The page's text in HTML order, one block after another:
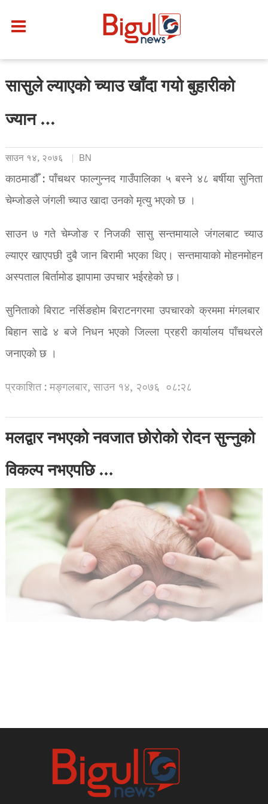
सासुले ल्याएको च्याउ खाँदा गयो बुहारीको
ज्यान …
साउन १४, २०७६ BN
काठमाडौँ : पाँचथर फाल्गुन्नद गाउँपालिका ५ बस्ने ४८ बर्षीया सुनिता
चेम्जोङले जंगली च्याउ खादा उनको मृत्यु भएको छ ।
साउन ७ गते चेम्जोङ र निजकी सासु सन्तमायाले जंगलबाट च्याउ
ल्याएर खाएपछी दुबै जान बिरामी भएका थिए। सन्तमायाको मोहनमोहन
अस्पताल बिर्तामोड झापामा उपचार भईरहेको छ।
सुनिताको बिराट नर्सिङहोम बिराटनगरमा उपचारको क्रममा मंगलबार
बिहान साढे ४ बजे निधन भएको जिल्ला प्रहरी कार्यालय पाँचथरले
जनाएको छ ।
प्रकाशित : मङ्गलबार, साउन १४, २०७६ ०८:२८
मलद्वार नभएको नवजात छोरोको रोदन सुन्नुको
विकल्प नभएपछि …